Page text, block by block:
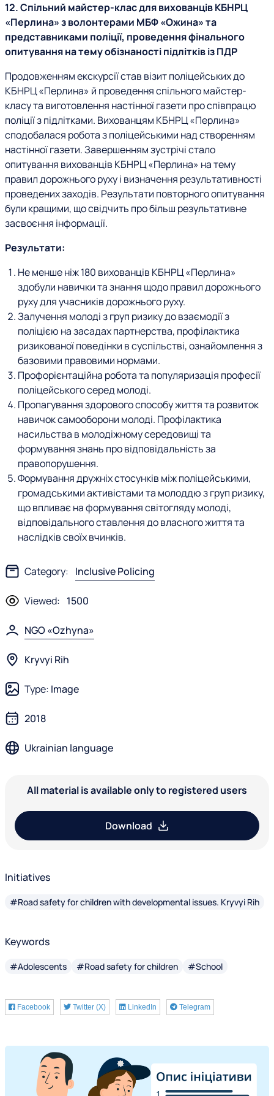
12. Спільний майстер-клас для вихованців КБНРЦ
«Перлина» з волонтерами МБФ «Ожина» та
представниками поліції, проведення фінального
опитування на тему обізнаності підлітків із ПДР
Продовженням екскурсії став візит поліцейських до
КБНРЦ «Перлина» й проведення спільного майстер-
класу та виготовлення настінної газети про співпрацю
поліції з підлітками. Вихованцям КБНРЦ «Перлина»
сподобалася робота з поліцейськими над створенням
настінної газети. Завершенням зустрічі стало
опитування вихованців КБНРЦ «Перлина» на тему
правил дорожнього руху і визначення результативності
проведених заходів. Результати повторного опитування
були кращими, що свідчить про більш результативне
засвоєння інформації.
Результати:
Не менше ніж 180 вихованців КБНРЦ «Перлина»
здобули навички та знання щодо правил дорожнього
руху для учасників дорожнього руху.
Залучення молоді з груп ризику до взаємодії з
поліцією на засадах партнерства, профілактика
ризикованої поведінки в суспільстві, ознайомлення з
базовими правовими нормами.
Профорієнтаційна робота та популяризація професії
поліцейського серед молоді.
Пропагування здорового способу життя та розвиток
навичок самооборони молоді. Профілактика
насильства в молодіжному середовищі та
формування знань про відповідальність за
правопорушення.
Формування дружніх стосунків між поліцейськими,
громадськими активістами та молоддю з груп ризику,
що впливає на формування світогляду молоді,
відповідального ставлення до власного життя та
наслідків своїх вчинків.
Category: Inclusive Policing
Viewed: 1500
NGO «Ozhyna»
Kryvyi Rih
Type: Image
2018
Ukrainian language
All material is available only to registered users
Download
Initiatives
#Road safety for children with developmental issues. Kryvyi Rih
Keywords
#Adolescents #Road safety for children #School
Facebook Twitter (X) LinkedIn Telegram